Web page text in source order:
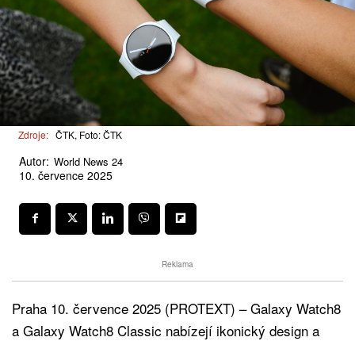
Zdroje: ČTK, Foto: ČTK
Autor: World News 24
10. července 2025
Reklama
Praha 10. července 2025 (PROTEXT) – Galaxy Watch8
a Galaxy Watch8 Classic nabízejí ikonický design a